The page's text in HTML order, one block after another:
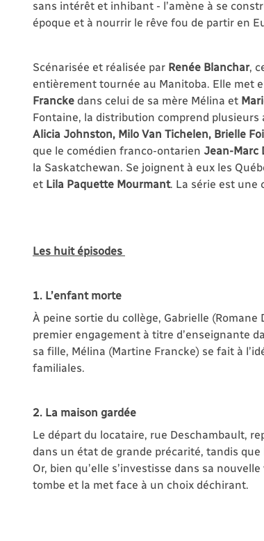
sans intérêt et inhibant - l’amène à se
époque et à nourrir le rêve fou de partir en
Scénarisée et réalisée par Renée Blanchar,
entièrement tournée au Manitoba. Elle met
Francke dans celui de sa mère Mélina et
Fontaine, la distribution comprend
Alicia Johnston, Milo Van Tichelen, Brielle
que le comédien franco-ontarien Jean-Marc
la Saskatchewan. Se joignent à eux les
et Lila Paquette Mourmant. La série est une
Les huit épisodes
1. L’enfant morte
À peine sortie du collège, Gabrielle
premier engagement à titre d’enseignante
sa fille, Mélina (Martine Francke) se fait à
familiales.
2. La maison gardée
Le départ du locataire, rue Deschambault,
dans un état de grande précarité, tandis
Or, bien qu’elle s’investisse dans sa
tombe et la met face à un choix déchirant.